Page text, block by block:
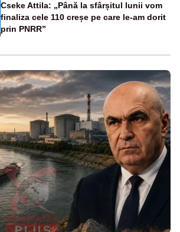
Cseke Attila: „Până la sfârșitul lunii vom
finaliza cele 110 creșe pe care le-am dorit
prin PNRR”